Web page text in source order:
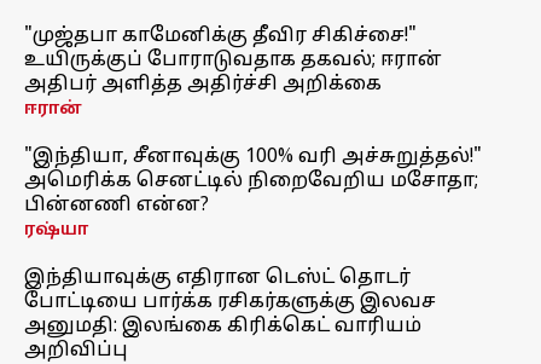
"முஜ்தபா காமேனிக்கு தீவிர சிகிச்சை!"
உயிருக்குப் போராடுவதாக தகவல்; ஈரான்
அதிபர் அளித்த அதிர்ச்சி அறிக்கை
ஈரான்
"இந்தியா, சீனாவுக்கு 100% வரி அச்சுறுத்தல்!"
அமெரிக்க செனட்டில் நிறைவேறிய மசோதா;
பின்னணி என்ன?
ரஷ்யா
இந்தியாவுக்கு எதிரான டெஸ்ட் தொடர்
போட்டியை பார்க்க ரசிகர்களுக்கு இலவச
அனுமதி: இலங்கை கிரிக்கெட் வாரியம்
அறிவிப்பு